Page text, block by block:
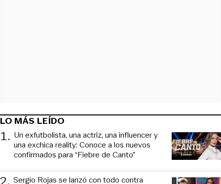
LO MÁS LEÍDO
1. Un exfutbolista, una actriz, una influencer y
una exchica reality: Conoce a los nuevos
confirmados para “Fiebre de Canto”
Sergio Rojas se lanzó con todo contra